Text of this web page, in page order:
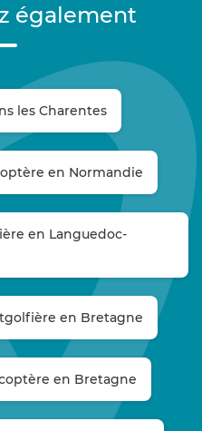
également
les Charentes
en Normandie
en Languedoc-
en Bretagne
en Bretagne